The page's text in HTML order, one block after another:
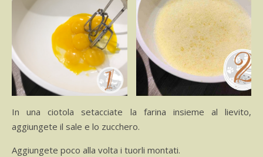
In una ciotola setacciate la farina insieme al lievito,
aggiungete il sale e lo zucchero.
Aggiungete poco alla volta i tuorli montati.